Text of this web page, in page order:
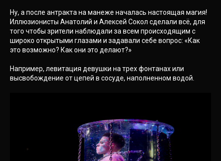
Ну, а после антракта на манеже началась настоящая магия!
Иллюзионисты Анатолий и Алексей Сокол сделали всё, для
того чтобы зрители наблюдали за всем происходящим с
широко открытыми глазами и задавали себе вопрос: «Как
это возможно? Как они это делают?»
Например, левитация девушки на трех фонтанах или
высвобождение от цепей в сосуде, наполненном водой.